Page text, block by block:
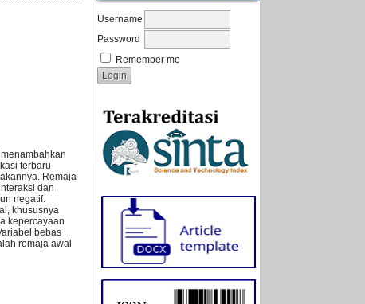
Username
Password
Remember me
terbaru
Remaja
dan
negatif.
khususnya
kepercayaan
bebas
remaja awal